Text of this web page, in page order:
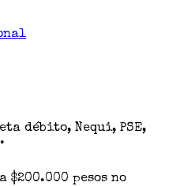
débito, Nequi, PSE,
$200.000 pesos no